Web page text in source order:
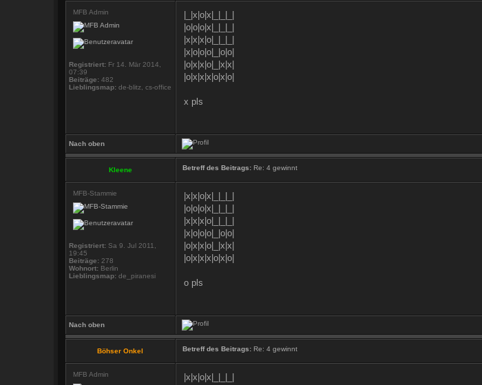
MFB Admin
Registriert:Fr 14. Mär 2014,
07:39
Beiträge:482
Lieblingsmap:de-blitz, cs-office
|_|x|o|x|_|_|_|
|o|o|o|x|_|_|_|
|x|x|x|o|_|_|_|
|x|o|o|o|_|o|o|
|o|x|x|o|_|x|x|
|o|x|x|x|o|x|o|
x pls
Nach oben
Kleene Betreff des Beitrags:Re: 4 gewinnt
MFB-Stammie
Registriert:Sa 9. Jul 2011,
19:45
Beiträge:278
Wohnort:Berlin
Lieblingsmap:de_piranesi
|x|x|o|x|_|_|_|
|o|o|o|x|_|_|_|
|x|x|x|o|_|_|_|
|x|o|o|o|_|o|o|
|o|x|x|o|_|x|x|
|o|x|x|x|o|x|o|
o pls
Nach oben
Böhser Onkel Betreff des Beitrags:Re: 4 gewinnt
MFB Admin
|x|x|o|x|_|_|_|